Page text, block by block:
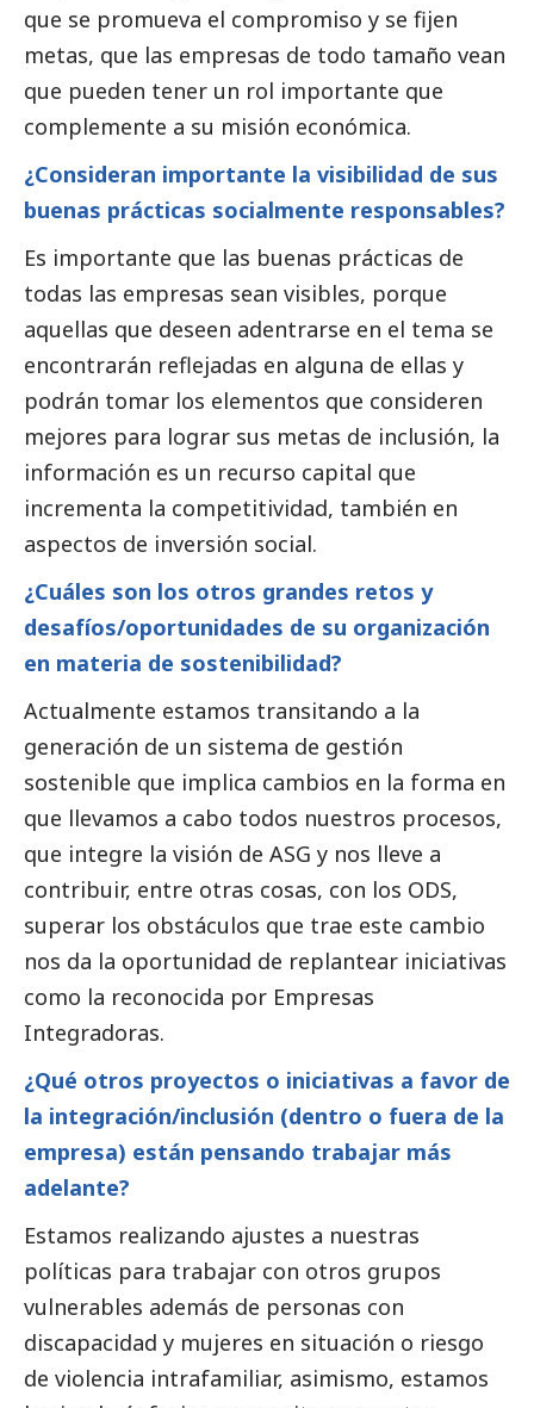
que se promueva el compromiso y se fijen
metas, que las empresas de todo tamaño vean
que pueden tener un rol importante que
complemente a su misión económica.
¿Consideran importante la visibilidad de sus
buenas prácticas socialmente responsables?
Es importante que las buenas prácticas de
todas las empresas sean visibles, porque
aquellas que deseen adentrarse en el tema se
encontrarán reflejadas en alguna de ellas y
podrán tomar los elementos que consideren
mejores para lograr sus metas de inclusión, la
información es un recurso capital que
incrementa la competitividad, también en
aspectos de inversión social.
¿Cuáles son los otros grandes retos y
desafíos/oportunidades de su organización
en materia de sostenibilidad?
Actualmente estamos transitando a la
generación de un sistema de gestión
sostenible que implica cambios en la forma en
que llevamos a cabo todos nuestros procesos,
que integre la visión de ASG y nos lleve a
contribuir, entre otras cosas, con los ODS,
superar los obstáculos que trae este cambio
nos da la oportunidad de replantear iniciativas
como la reconocida por Empresas
Integradoras.
¿Qué otros proyectos o iniciativas a favor de
la integración/inclusión (dentro o fuera de la
empresa) están pensando trabajar más
adelante?
Estamos realizando ajustes a nuestras
políticas para trabajar con otros grupos
vulnerables además de personas con
discapacidad y mujeres en situación o riesgo
de violencia intrafamiliar, asimismo, estamos